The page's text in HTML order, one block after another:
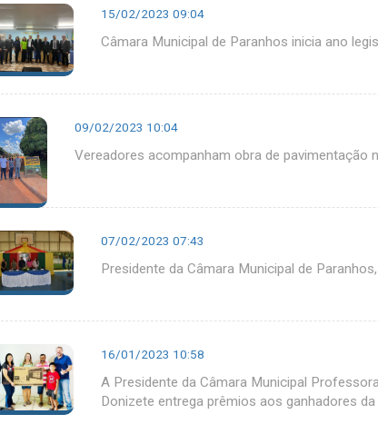
15/02/2023 09:04
Câmara Municipal de Paranhos inicia ano
09/02/2023 10:04
Vereadores acompanham obra de pavimentação
07/02/2023 07:43
Presidente da Câmara Municipal de
16/01/2023 10:58
A Presidente da Câmara Municipal
Donizete entrega prêmios aos ganhadores